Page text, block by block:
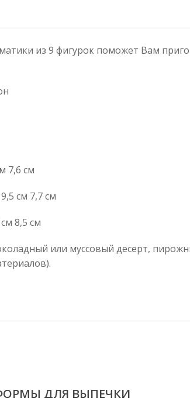
из 9 фигурок поможет Вам
7,6 см
см
см
или муссовый десерт,
ДЛЯ ВЫПЕЧКИ